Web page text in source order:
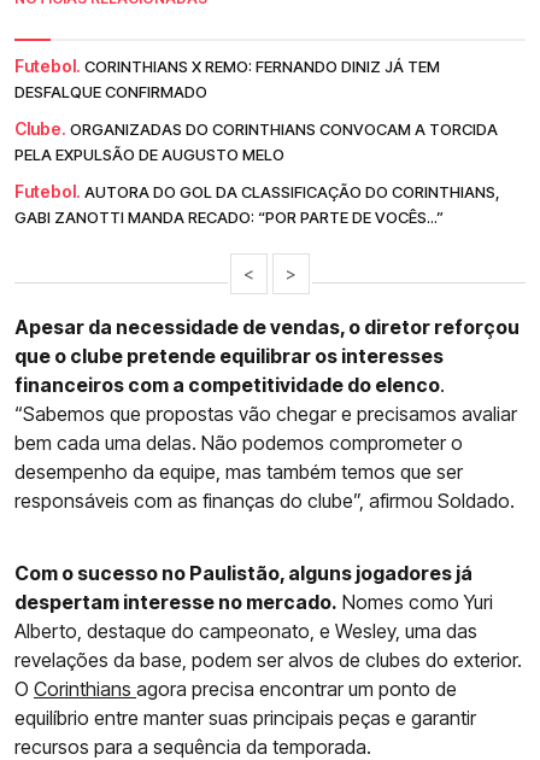
Futebol. CORINTHIANS X REMO: FERNANDO DINIZ JÁ TEM
DESFALQUE CONFIRMADO
Clube. ORGANIZADAS DO CORINTHIANS CONVOCAM A TORCIDA
PELA EXPULSÃO DE AUGUSTO MELO
Futebol. AUTORA DO GOL DA CLASSIFICAÇÃO DO CORINTHIANS,
GABI ZANOTTI MANDA RECADO: “POR PARTE DE VOCÊS...”
< >
Apesar da necessidade de vendas, o diretor reforçou
que o clube pretende equilibrar os interesses
financeiros com a competitividade do elenco.
“Sabemos que propostas vão chegar e precisamos avaliar
bem cada uma delas. Não podemos comprometer o
desempenho da equipe, mas também temos que ser
responsáveis com as finanças do clube”, afirmou Soldado.
Com o sucesso no Paulistão, alguns jogadores já
despertam interesse no mercado. Nomes como Yuri
Alberto, destaque do campeonato, e Wesley, uma das
revelações da base, podem ser alvos de clubes do exterior.
O Corinthians agora precisa encontrar um ponto de
equilíbrio entre manter suas principais peças e garantir
recursos para a sequência da temporada.